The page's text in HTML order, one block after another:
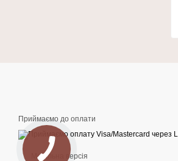
Приймаємо до оплати
Мобільна версія